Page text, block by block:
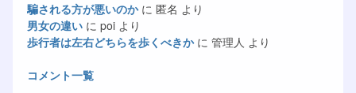
騙される方が悪いのかに 匿名 より
男女の違いに poiより
歩行者は左右どちらを歩くべきかに 管理人 より
コメント一覧